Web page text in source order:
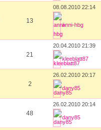
13
08.08.2010 22:14
anni-hbg
21
20.04.2010 21:39
kleeblatt87
2
26.02.2010 20:17
dany85
48
26.02.2010 20:14
dany85